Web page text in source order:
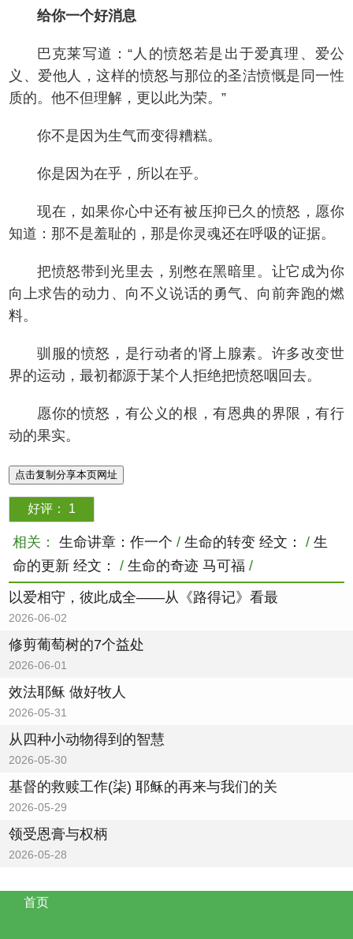
给你一个好消息
巴克莱写道：“人的愤怒若是出于爱真理、爱公
义、爱他人，这样的愤怒与那位的圣洁愤慨是同一性
质的。他不但理解，更以此为荣。”
你不是因为生气而变得糟糕。
你是因为在乎，所以在乎。
现在，如果你心中还有被压抑已久的愤怒，愿你
知道：那不是羞耻的，那是你灵魂还在呼吸的证据。
把愤怒带到光里去，别憋在黑暗里。让它成为你
向上求告的动力、向不义说话的勇气、向前奔跑的燃
料。
驯服的愤怒，是行动者的肾上腺素。许多改变世
界的运动，最初都源于某个人拒绝把愤怒咽回去。
愿你的愤怒，有公义的根，有恩典的界限，有行
动的果实。
点击复制分享本页网址
好评： 1
相关： 生命讲章：作一个 / 生命的转变 经文： / 生
命的更新 经文：
/ 生命的奇迹 马可福 /
以爱相守，彼此成全——从《路得记》看最
2026-06-02
修剪葡萄树的7个益处
2026-06-01
效法耶稣 做好牧人
2026-05-31
从四种小动物得到的智慧
2026-05-30
基督的救赎工作(柒) 耶稣的再来与我们的关
2026-05-29
领受恩膏与权柄
2026-05-28
首页